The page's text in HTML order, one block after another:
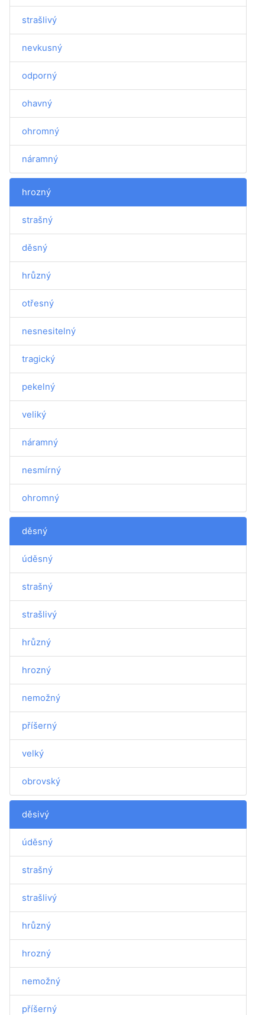
strašlivý
nevkusný
odporný
ohavný
ohromný
náramný
hrozný
strašný
děsný
hrůzný
otřesný
nesnesitelný
tragický
pekelný
veliký
náramný
nesmírný
ohromný
děsný
úděsný
strašný
strašlivý
hrůzný
hrozný
nemožný
příšerný
velký
obrovský
děsivý
úděsný
strašný
strašlivý
hrůzný
hrozný
nemožný
příšerný